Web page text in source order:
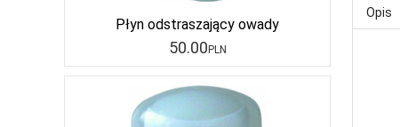
Opis
Płyn odstraszający owady
50.00 PLN